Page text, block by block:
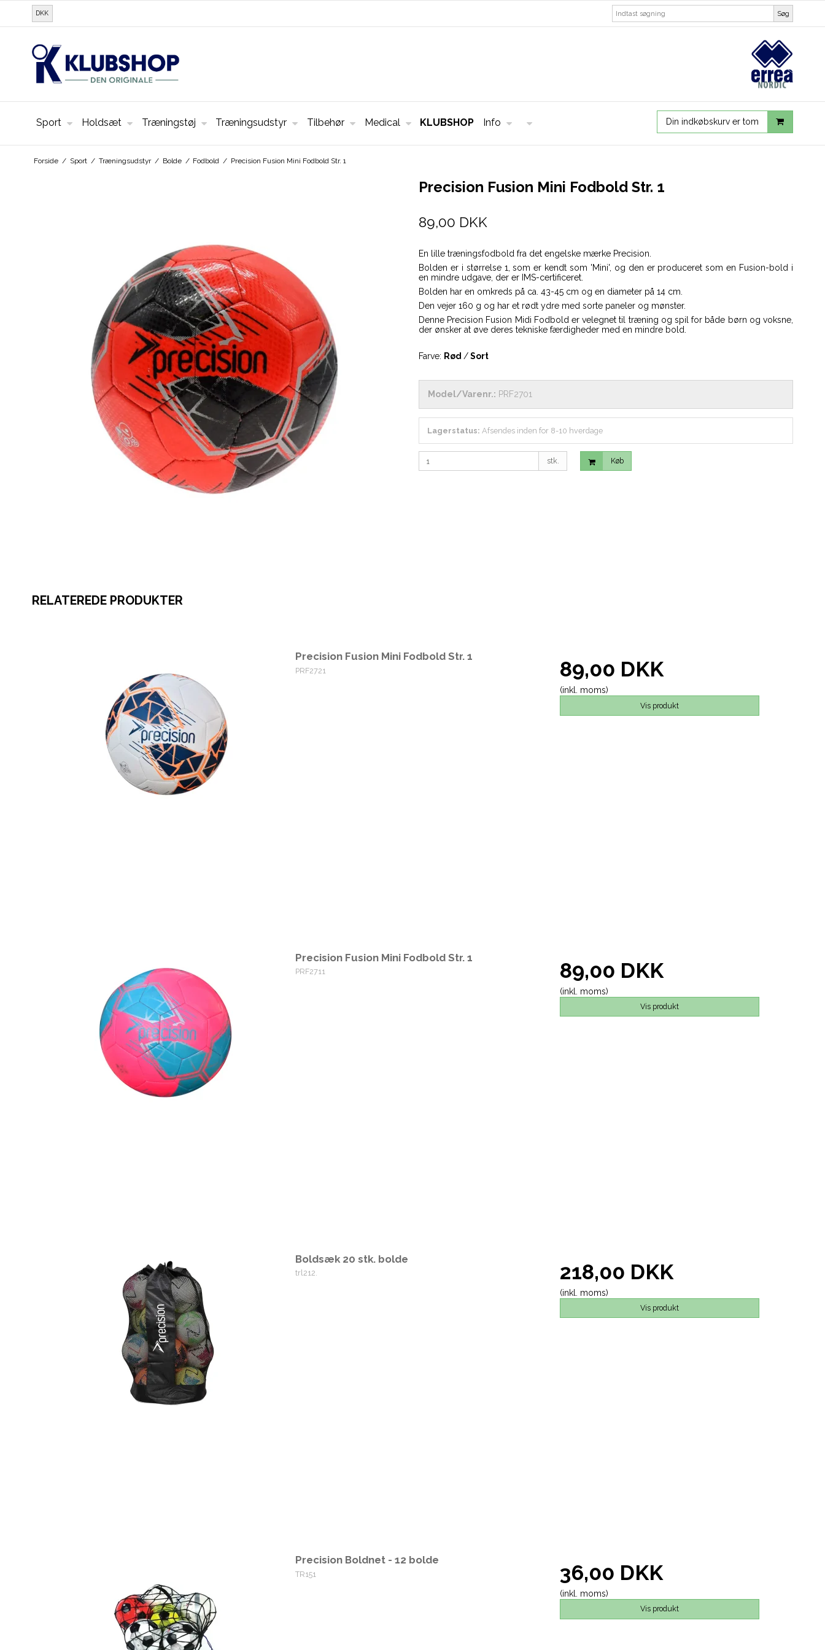
DKK Søg
Sport Holdsæt Træningstøj Træningsudstyr Tilbehør Medical KLUBSHOP Info Din indkøbskurv er tom
Forside / Sport / Træningsudstyr / Bolde / Fodbold / Precision Fusion Mini Fodbold Str. 1
Precision Fusion Mini Fodbold Str. 1
89,00 DKK
En lille træningsfodbold fra det engelske mærke Precision.
Bolden er i størrelse 1, som er kendt som 'Mini', og den er produceret som en Fusion-bold i
en mindre udgave, der er IMS-certificeret.
Bolden har en omkreds på ca. 43-45 cm og en diameter på 14 cm.
Den vejer 160 g og har et rødt ydre med sorte paneler og mønster.
Denne Precision Fusion Midi Fodbold er velegnet til træning og spil for både børn og voksne,
der ønsker at øve deres tekniske færdigheder med en mindre bold.
Farve: Rød /Sort
Model/Varenr.: PRF2701
Lagerstatus: Afsendes inden for 8-10 hverdage
stk. Køb
RELATEREDE PRODUKTER
Precision Fusion Mini Fodbold Str. 1
PRF2721 89,00 DKK
(inkl. moms)
Vis produkt
Precision Fusion Mini Fodbold Str. 1
PRF2711 89,00 DKK
(inkl. moms)
Vis produkt
Boldsæk 20 stk. bolde
trl212. 218,00 DKK
(inkl. moms)
Vis produkt
Precision Boldnet - 12 bolde
TR151 36,00 DKK
(inkl. moms)
Vis produkt